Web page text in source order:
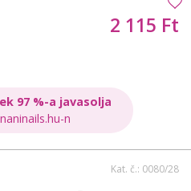
2 115 Ft
97 %-a javasolja
n
Kat. č.: 0080/28